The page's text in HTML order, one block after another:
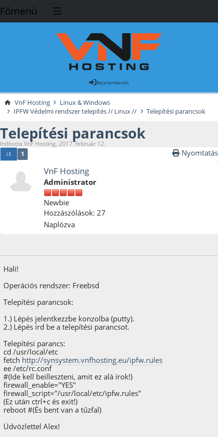
Főmenü
Bejelentkezés
VnF Hosting
Linux & Windows
IPFW Védelmi rendszer telepítés // Linux //
Telepítési parancsok
Telepítési parancsok
Indította VnF Hosting, 2017. február 12.
LE 1 Nyomtatás
VnF Hosting
Administrator
Newbie
Hozzászólások: 27
Naplózva
Hali!
Operációs rendszer: Freebsd
Telepítési parancsok:
1.) Lépés jelentkezzbe konzolba (putty).
2.) Lépés írd be a telepítési parancsot.
Telepítési parancs:
cd /usr/local/etc
fetch http://synsystem.vnfhosting.eu/ipfw.rules
ee /etc/rc.conf
#(Ide kell beilleszteni, amit ez alá írok!)
firewall_enable="YES"
firewall_script="/usr/local/etc/ipfw.rules"
(Ez után ctrl+c és exit!)
reboot #(És bent van a tűzfal)
Üdvözlettel Alex!